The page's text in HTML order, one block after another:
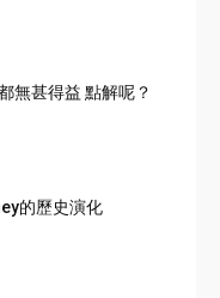
無甚得益 點解呢？
的歷史演化